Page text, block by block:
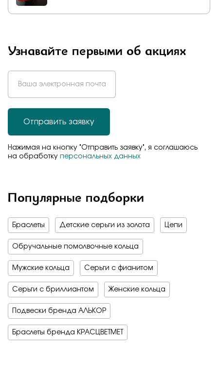
Узнавайте первыми об акциях
Отправить заявку
Нажимая на кнопку "Отправить заявку", я соглашаюсь
на обработку персональных данных
Популярные подборки
Браслеты Детские серьги из золота Цепи
Обручальные помолвочные кольца
Мужские кольца Серьги с фианитом
Серьги с бриллиантом Женские кольца
Подвески бренда АЛЬКОР
Браслеты бренда КРАСЦВЕТМЕТ